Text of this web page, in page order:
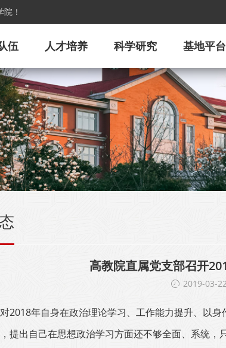
！
伍 人才培养 科学研究 基地平台
高教院直属党支部召开
2019-03-
2018年自身在政治理论学习、工作能力提升、以
提出自己在思想政治学习方面还不够全面、系统